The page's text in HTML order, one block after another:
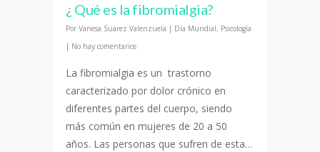
¿ Qué es la fibromialgia?
Por Vanesa Suarez Valenzuela | Día Mundial, Psicología
| No hay comentarios
La fibromialgia es un trastorno
caracterizado por dolor crónico en
diferentes partes del cuerpo, siendo
más común en mujeres de 20 a 50
años. Las personas que sufren de esta…